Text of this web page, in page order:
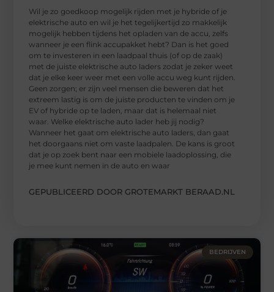
Wil je zo goedkoop mogelijk rijden met je hybride of je
elektrische auto en wil je het tegelijkertijd zo makkelijk
mogelijk hebben tijdens het opladen van de accu, zelfs
wanneer je een flink accupakket hebt? Dan is het goed
om te investeren in een laadpaal thuis (of op de zaak)
met de juiste elektrische auto laders zodat je zeker weet
dat je elke keer weer met een volle accu weg kunt rijden.
Geen zorgen; er zijn veel mensen die beweren dat het
extreem lastig is om de juiste producten te vinden om je
EV of hybride op te laden, maar dat is helemaal niet
waar. Welke elektrische auto lader heb jij nodig?
Wanneer het gaat om elektrische auto laders, dan gaat
het doorgaans niet om vaste laadpalen. De kans is groot
dat je op zoek bent naar een mobiele laadoplossing, die
je mee kunt nemen in de auto en waar
GEPUBLICEERD DOOR GROTEMARKT BERAAD.NL
BEDRIJVEN